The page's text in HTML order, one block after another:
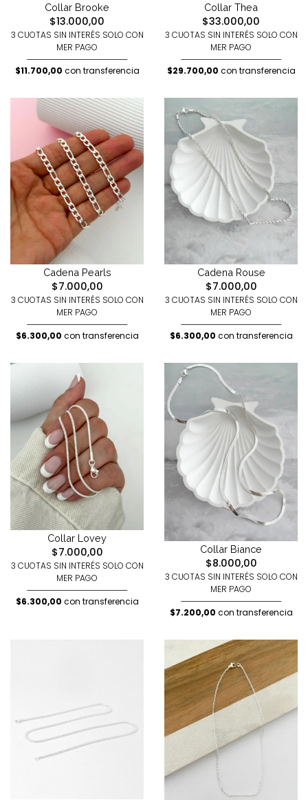
Collar Brooke
$13.000,00
3 CUOTAS SIN INTERÉS SOLO CON
MER PAGO
$11.700,00 con transferencia
Collar Thea
$33.000,00
3 CUOTAS SIN INTERÉS SOLO CON
MER PAGO
$29.700,00 con transferencia
Cadena Pearls
$7.000,00
3 CUOTAS SIN INTERÉS SOLO CON
MER PAGO
$6.300,00 con transferencia
Cadena Rouse
$7.000,00
3 CUOTAS SIN INTERÉS SOLO CON
MER PAGO
$6.300,00 con transferencia
Collar Lovey
$7.000,00
3 CUOTAS SIN INTERÉS SOLO CON
MER PAGO
$6.300,00 con transferencia
Collar Biance
$8.000,00
3 CUOTAS SIN INTERÉS SOLO CON
MER PAGO
$7.200,00 con transferencia